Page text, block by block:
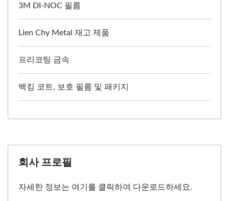
3M DI-NOC 필름
Lien Chy Metal 재고 제품
프리코팅 금속
백킹 코트, 보호 필름 및 패키지
회사 프로필
자세한 정보는 여기를 클릭하여 다운로드하세요.